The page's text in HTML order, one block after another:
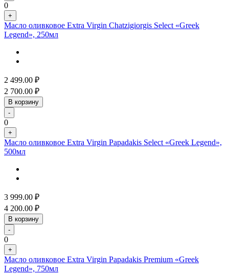
0
+
Масло оливковое Extra Virgin Chatzigiorgis Select «Greek
Legend», 250мл
2 499.00 ₽
2 700.00 ₽
В корзину
-
0
+
Масло оливковое Extra Virgin Papadakis Select «Greek Legend»,
500мл
3 999.00 ₽
4 200.00 ₽
В корзину
-
0
+
Масло оливковое Extra Virgin Papadakis Premium «Greek
Legend», 750мл